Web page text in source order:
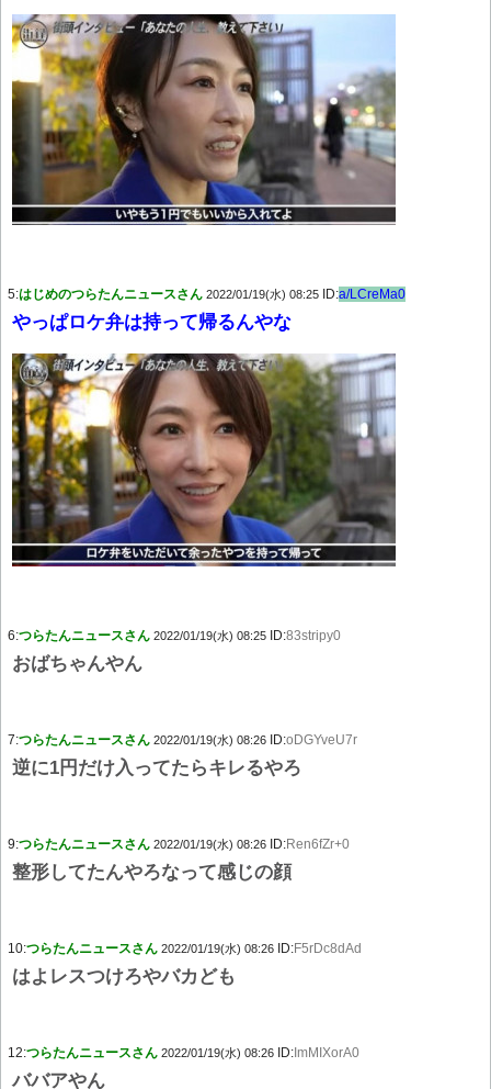
5:はじめのつらたんニュースさん 2022/01/19(水) 08:25 ID:a/LCreMa0
やっぱロケ弁は持って帰るんやな
6:つらたんニュースさん 2022/01/19(水) 08:25 ID:83stripy0
おばちゃんやん
7:つらたんニュースさん 2022/01/19(水) 08:26 ID:oDGYveU7r
逆に1円だけ入ってたらキレるやろ
9:つらたんニュースさん 2022/01/19(水) 08:26 ID:Ren6fZr+0
整形してたんやろなって感じの顔
10:つらたんニュースさん 2022/01/19(水) 08:26 ID:F5rDc8dAd
はよレスつけろやバカども
12:つらたんニュースさん 2022/01/19(水) 08:26 ID: ImMIXorA0
ババアやん